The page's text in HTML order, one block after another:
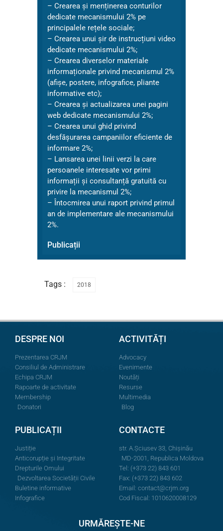
– Crearea și menținerea conturilor
dedicate mecanismului 2% pe
principalele rețele sociale;
– Crearea unui șir de instrucțiuni video
dedicate mecanismului 2%;
– Crearea diverselor materiale
informaționale privind mecanismul 2%
(afișe, postere, infografice, pliante
informative etc);
– Crearea și actualizarea unei pagini
web dedicate mecanismului 2%;
– Crearea unui ghid privind
desfășurarea campaniilor eficiente de
informare 2%;
– Lansarea unei linii verzi la care
persoanele interesate vor primi
informații și consultanță gratuită cu
privire la mecanismul 2%;
– Întocmirea unui raport privind primul
an de implementare ale mecanismului
2%.
Publicații
Tags : 2018
DESPRE NOI
Prezentarea CRJM
Consiliul de Administrare
Echipa CRJM
Rapoarte de activitate
Membership
Donatori
ACTIVITĂȚI
Advocacy
Evenimente
Noutăți
Resurse
Multimedia
Blog
PUBLICAȚII
Justiție
Anticorupție și Integritate
Drepturile Omului
Dezvoltarea Societății Civile
Buletine informative
Infografice
CONTACTE
str. A.Şciusev 33, Chișinău
MD-2001, Republica Moldova
Tel: (+373 22) 843 601
Fax: (+373 22) 843 602
Email: contact@crjm.org
Cod Fiscal: 1010620008129
URMĂREȘTE-NE